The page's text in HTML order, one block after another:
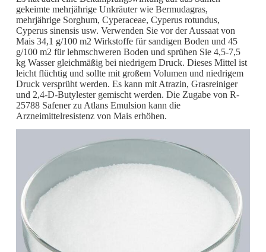
gekeimte mehrjährige Unkräuter wie Bermudagras,
mehrjährige Sorghum, Cyperaceae, Cyperus rotundus,
Cyperus sinensis usw. Verwenden Sie vor der Aussaat von
Mais 34,1 g/100 m2 Wirkstoffe für sandigen Boden und 45
g/100 m2 für lehmschweren Boden und sprühen Sie 4,5-7,5
kg Wasser gleichmäßig bei niedrigem Druck. Dieses Mittel ist
leicht flüchtig und sollte mit großem Volumen und niedrigem
Druck versprüht werden. Es kann mit Atrazin, Grasreiniger
und 2,4-D-Butylester gemischt werden. Die Zugabe von R-
25788 Safener zu Atlans Emulsion kann die
Arzneimittelresistenz von Mais erhöhen.